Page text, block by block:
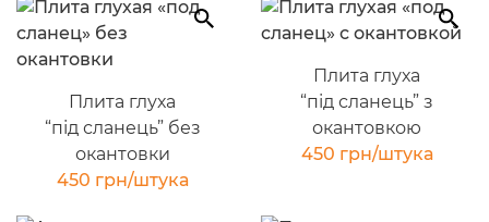
Плита глуха
“під сланець” без
окантовки
450 грн/штука
Плита глуха
“під сланець” з
окантовкою
450 грн/штука